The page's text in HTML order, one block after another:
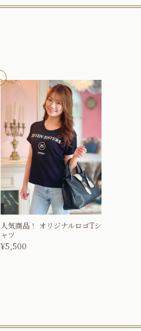
人気商品！ オリジナルロゴTシ
ャツ
¥5,500